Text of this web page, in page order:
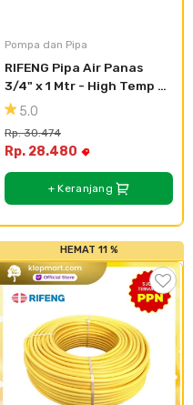
Pompa dan Pipa
RIFENG Pipa Air Panas
3/4" x 1 Mtr - High Temp
Resistant Orange B1620
5.0
Rp. 30.474
Rp. 28.480
+ Keranjang
HEMAT 11 %